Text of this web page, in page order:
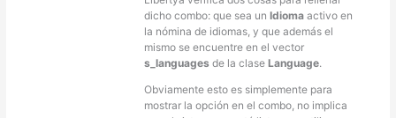
dicho combo: que sea unIdioma activo en
la nómina de idiomas, y que además el
mismo se encuentre en el vector
s_languages de la claseLanguage.
Obviamente esto es simplemente para
mostrar la opción en el combo, no implica